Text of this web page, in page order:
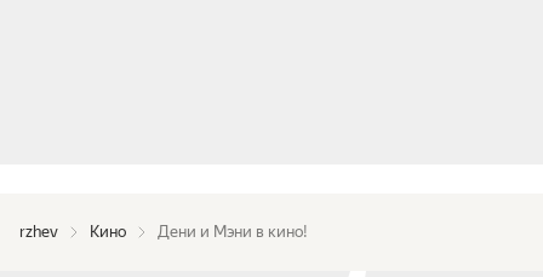
rzhev Кино Дени и Мэни в кино!